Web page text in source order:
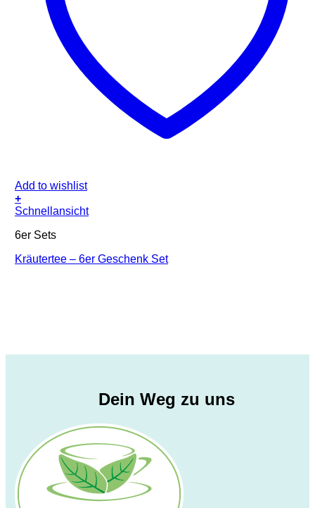
Add to wishlist
+
Schnellansicht
6er Sets
Kräutertee – 6er Geschenk Set
Dein Weg zu uns